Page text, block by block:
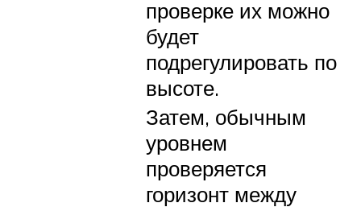
проверке их можно
будет
подрегулировать по
высоте.
Затем, обычным
уровнем
проверяется
горизонт между